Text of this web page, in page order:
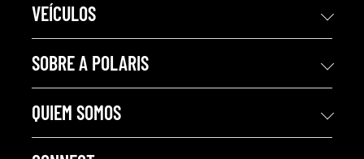
VEÍCULOS
SOBRE A POLARIS
QUIEM SOMOS